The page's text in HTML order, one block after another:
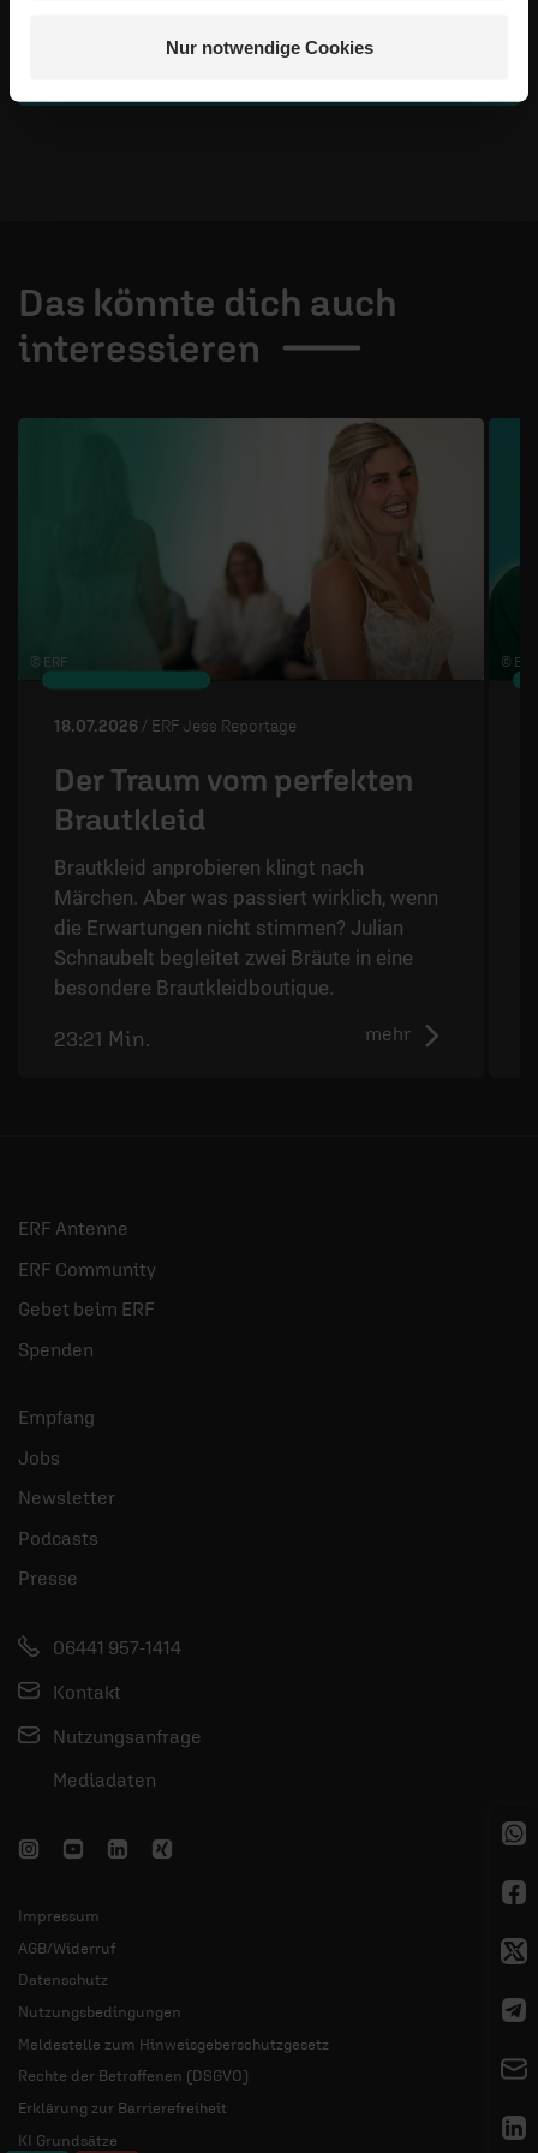
Nur notwendige Cookies
Das könnte dich auch
interessieren
© ERF
18.07.2026 / ERF Jess Reportage
Der Traum vom perfekten
Brautkleid
Brautkleid anprobieren klingt nach
Märchen. Aber was passiert wirklich, wenn
die Erwartungen nicht stimmen? Julian
Schnaubelt begleitet zwei Bräute in eine
besondere Brautkleidboutique.
mehr
23:21 Min.
© ERF
ERF Antenne
ERF Community
Gebet beim ERF
Spenden
Empfang
Jobs
Newsletter
Podcasts
Presse
06441 957-1414
Kontakt
Nutzungsanfrage
Mediadaten
Impressum
AGB/Widerruf
Datenschutz
Nutzungsbedingungen
Meldestelle zum Hinweisgeberschutzgesetz
Rechte der Betroffenen (DSGVO)
Erklärung zur Barrierefreiheit
KI Grundsätze